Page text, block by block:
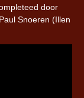
door
Snoeren (Illen